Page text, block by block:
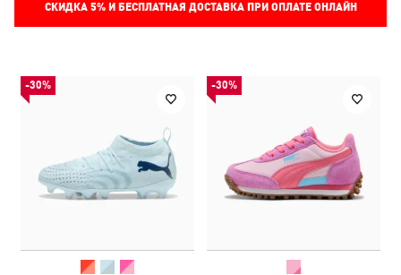
СКИДКА 5%И БЕСПЛАТНАЯ ДОСТАВКА ПРИ ОПЛАТЕ ОНЛАЙН
-30% -30%